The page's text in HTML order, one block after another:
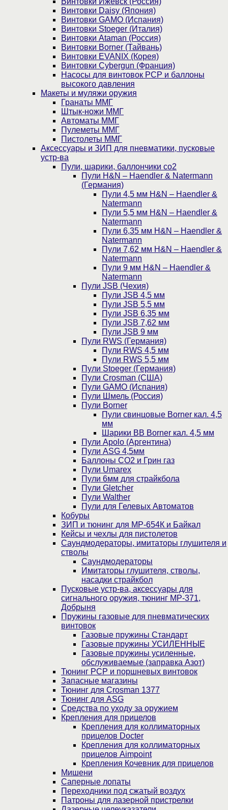
Винтовки Daisy (Япония)
Винтовки GAMO (Испания)
Винтовки Stoeger (Италия)
Винтовки Ataman (Россия)
Винтовки Borner (Тайвань)
Винтовки EVANIX (Корея)
Винтовки Cybergun (Франция)
Насосы для винтовок PCP и баллоны
высокого давления
Макеты и муляжи оружия
Гранаты ММГ
Штык-ножи ММГ
Автоматы ММГ
Пулеметы ММГ
Пистолеты ММГ
Аксессуары и ЗИП для пневматики, пусковые
устр-ва
Пули, шарики, баллончики со2
Пули H&N – Haendler & Natermann
(Германия)
Пули 4,5 мм H&N – Haendler &
Natermann
Пули 5,5 мм H&N – Haendler &
Natermann
Пули 6,35 мм H&N – Haendler &
Natermann
Пули 7,62 мм H&N – Haendler &
Natermann
Пули 9 мм H&N – Haendler &
Natermann
Пули JSB (Чехия)
Пули JSB 4,5 мм
Пули JSB 5,5 мм
Пули JSB 6,35 мм
Пули JSB 7,62 мм
Пули JSB 9 мм
Пули RWS (Германия)
Пули RWS 4,5 мм
Пули RWS 5,5 мм
Пули Stoeger (Германия)
Пули Crosman (США)
Пули GAMO (Испания)
Пули Шмель (Россия)
Пули Borner
Пули свинцовые Borner кал. 4,5
мм
Шарики BB Borner кал. 4,5 мм
Пули Apolo (Аргентина)
Пули ASG 4,5мм
Баллоны CO2 и Грин газ
Пули Umarex
Пули 6мм для страйкбола
Пули Gletcher
Пули Walther
Пули для Гелевых Автоматов
Кобуры
ЗИП и тюнинг для МР-654К и Байкал
Кейсы и чехлы для пистолетов
Саундмодераторы, имитаторы глушителя и
стволы
Саундмодераторы
Имитаторы глушителя, стволы,
насадки страйкбол
Пусковые устр-ва, аксессуары для
сигнального оружия, тюнинг МР-371,
Добрыня
Пружины газовые для пневматических
винтовок
Газовые пружины Стандарт
Газовые пружины УСИЛЕННЫЕ
Газовые пружины усиленные,
обслуживаемые (заправка Азот)
Тюнинг PCP и поршневых винтовок
Запасные магазины
Тюнинг для Crosman 1377
Тюнинг для ASG
Средства по уходу за оружием
Крепления для прицелов
Крепления для коллиматорных
прицелов Docter
Крепления для коллиматорных
прицелов Aimpoint
Крепления Кочевник для прицелов
Мишени
Саперные лопаты
Переходники под сжатый воздух
Патроны для лазерной пристрелки